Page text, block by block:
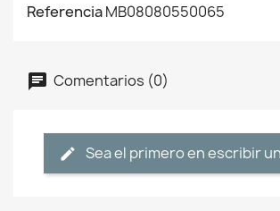
ReferenciaMB08080550065
Comentarios (0)
Sea el primero en escribir